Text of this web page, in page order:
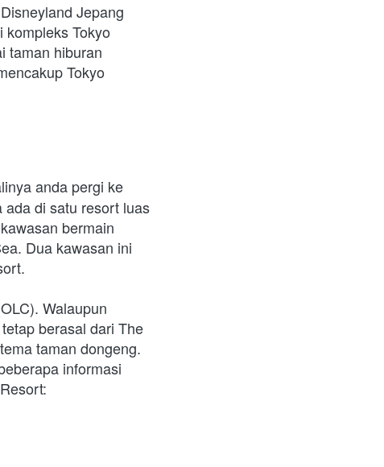
Jepang
Tokyo
taman hiburan
Tokyo
anda pergi ke
ada di satu resort luas
bermain
Dua kawasan ini
Walaupun
berasal dari The
taman dongeng.
informasi